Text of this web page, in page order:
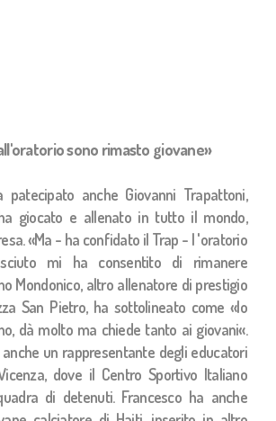
sono rimasto giovane»
anche Giovanni Trapattoni,
giocato e allenato in tutto il mondo,
«Ma - ha confidato il Trap - l 'oratorio
mi ha consentito di rimanere
Mondonico, altro allenatore di prestigio
San Pietro, ha sottolineato come «lo
dà molto ma chiede tanto ai giovani«.
un rappresentante degli educatori
dove il Centro Sportivo Italiano
di detenuti. Francesco ha anche